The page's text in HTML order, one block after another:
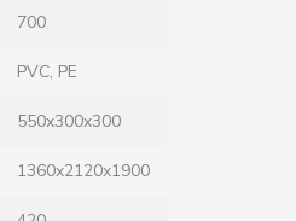
700
PVC, PE
550x300x300
1360x2120x1900